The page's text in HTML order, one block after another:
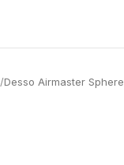
/Desso Airmaster Sphere